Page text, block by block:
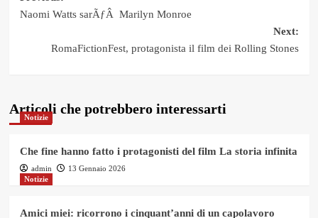
Naomi Watts sarÃƒÂ Marilyn Monroe
Next:
RomaFictionFest, protagonista il film dei Rolling Stones
Articoli che potrebbero interessarti
Notizie
Che fine hanno fatto i protagonisti del film La storia infinita
admin
13 Gennaio 2026
Notizie
Amici miei: ricorrono i cinquant’anni di un capolavoro